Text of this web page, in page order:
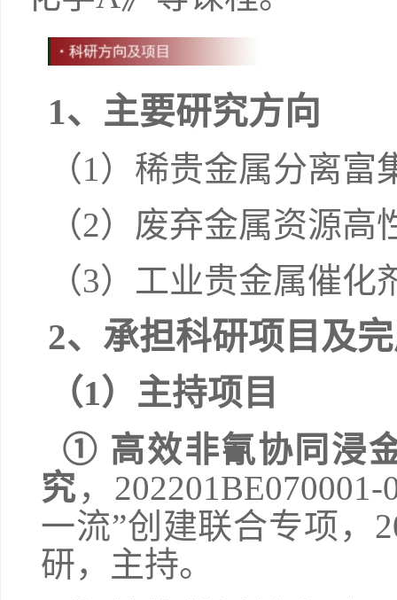
1、 主要研究方向
（1）稀贵金属分离富
（2）废弃金属资源高
（3）工业贵金属催化
2、 承担科研项目及
（1）主持项目
① 高效非氰协同浸
究， 202201BE070001-
一流”创建联合专项，
研，主持。